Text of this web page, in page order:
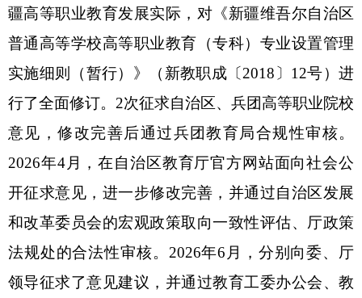
疆高等职业教育发展实际 ， 对 《新疆维吾尔自治区
普通高等学校高等职业教育（专科）专业设置管理
实施细则（暂行）》
（新教职成〔 2018 〕 12号）进
行了全面修订。 2次征求自治区、兵团高等职业院校
意见，修改完善后通过兵团教育局合规性审核。
2026年4月，在自治区教育厅官方网站面向社会公
开征求意见 ，进一步修改完善，并通过自治区发展
和改革委员会的宏观政策取向一致性评估、厅政策
法规处的合法性审核。 2026年6 月，分别向委、厅
领导征求了意见建议，并通过教育工委办公会、教